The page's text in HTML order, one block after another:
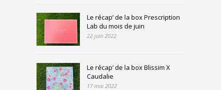
Le récap’ de la box Prescription
Lab du mois de juin
22 juin 2022
Le récap’ de la box Blissim X
Caudalie
17 mai 2022